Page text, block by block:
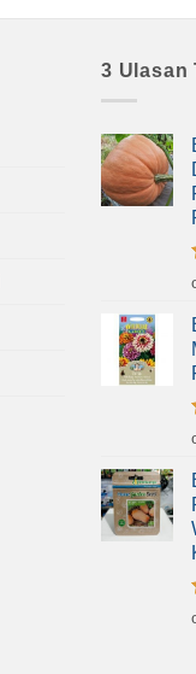
3 Ulasan